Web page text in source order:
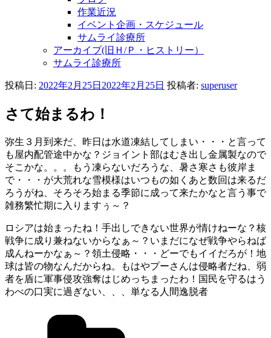
作業近況
イベント企画・スケジュール
サムライ診療所
アーカイブ(旧Ｈ/Ｐ・ヒストリー）
サムライ診療所
投稿日: 2022年2月25日 2022年2月25日 投稿者: superuser
さて始まるわ！
弥生３月到来だ、昨日は水道凍結してしまい・・・と言って
も屋内配管途中かな？ジョイント部はむき出し金属製なので
そこかな。。。もう凍らないだろうな、暑さ寒さも彼岸ま
で・・・が大荒れな雪模様はいつもの如くあと数回は来るだ
ろうがね、そろそろ始まる季節に成って来たかなと言う事で
雑務繁忙期に入りますぅ～？
ロシアは始まったね！手出しできない世界が情けねーな？核
戦争に成り兼ねないからなぁ～？いまだになぜ戦争やらねば
成んねーかなぁ～？領土侵略・・・どーでもイイだろが！地
球は皆の物なんだからね。もはやプーさんは侵略者だね、弱
者を盾に軍事侵攻強奪はじめっちまったわ！国民を守るはう
わべの口実に過ぎない、、、単なる人間逸脱者